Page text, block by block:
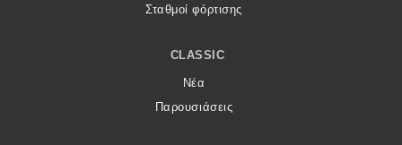
Σταθμοί φόρτισης
CLASSIC
Νέα
Παρουσιάσεις